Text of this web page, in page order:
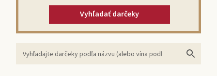
Víno z roku narodenia
Vyhľadať darčeky